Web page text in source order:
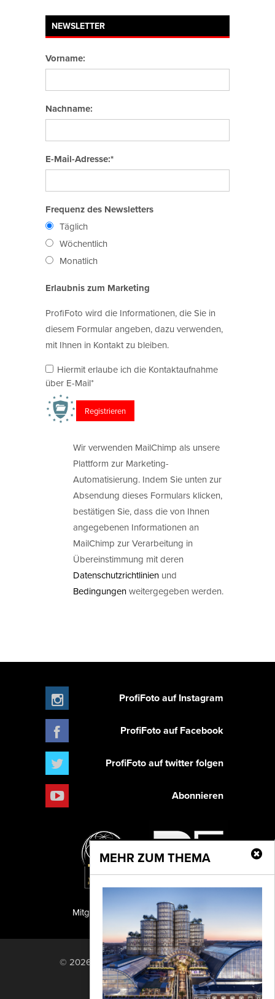
NEWSLETTER
Vorname:
Nachname:
E-Mail-Adresse:*
Frequenz des Newsletters
Täglich
Wöchentlich
Monatlich
Erlaubnis zum Marketing
ProfiFoto wird die Informationen, die Sie in
diesem Formular angeben, dazu verwenden,
mit Ihnen in Kontakt zu bleiben.
Hiermit erlaube ich die Kontaktaufnahme
über E-Mail*
Wir verwenden MailChimp als unsere
Plattform zur Marketing-
Automatisierung. Indem Sie unten zur
Absendung dieses Formulars klicken,
bestätigen Sie, dass die von Ihnen
angegebenen Informationen an
MailChimp zur Verarbeitung in
Übereinstimmung mit deren
Datenschutzrichtlinien und
Bedingungenweitergegeben werden.
MEHR ZUM THEMA
ProfiFoto auf Instagram
ProfiFoto auf Facebook
ProfiFoto auf twitter folgen
Abonnieren
PF Publishing GmbH
Mitglied der TIPA
© 2026 PF Publishing GmbH. All rights
reserved.